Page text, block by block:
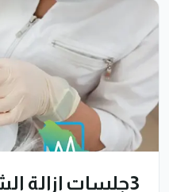
3جلسات إزالة